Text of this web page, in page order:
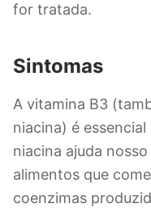
for tratada.
Sintomas
A vitamina B3
niacina) é
niacina ajuda
alimentos que
coenzimas